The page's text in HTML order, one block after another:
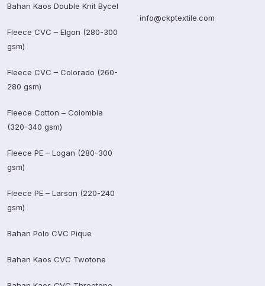
Bahan Kaos Double Knit Bycel
Fleece CVC – Elgon (280-300
gsm)
Fleece CVC – Colorado (260-
280 gsm)
Fleece Cotton – Colombia
(320-340 gsm)
Fleece PE – Logan (280-300
gsm)
Fleece PE – Larson (220-240
gsm)
Bahan Polo CVC Pique
Bahan Kaos CVC Twotone
info@ckptextile.com